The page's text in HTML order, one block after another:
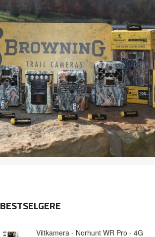
BESTSELGERE
Viltkamera - Norhunt WR Pro - 4G